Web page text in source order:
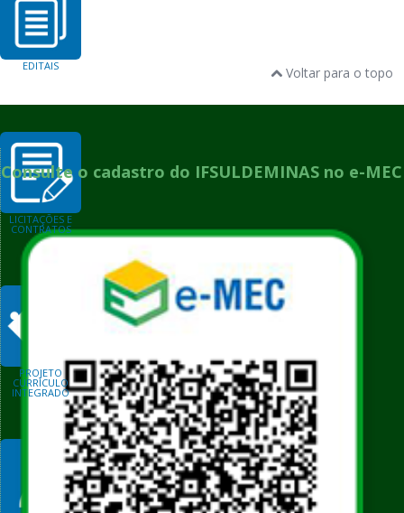
EDITAIS
LICITAÇÕES E
CONTRATOS
PROJETO
CURRÍCULO
INTEGRADO
Voltar para o topo
Consulte o cadastro do IFSULDEMINAS no e-MEC